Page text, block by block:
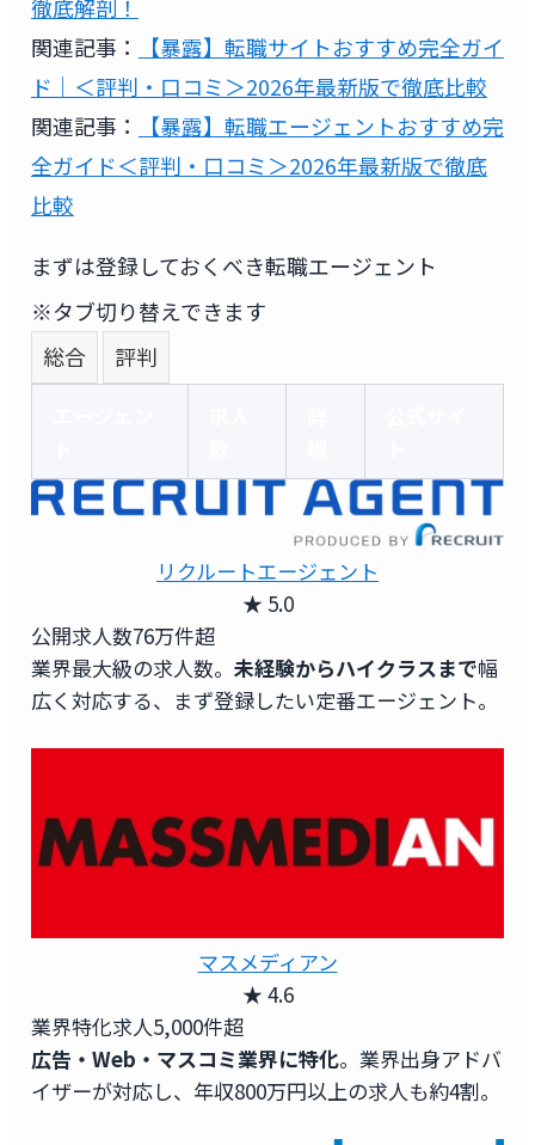
徹底解剖！
関連記事：
【暴露】転職サイトおすすめ完全ガイ
ド｜＜評判・口コミ＞2026年最新版で徹底比較
関連記事：
【暴露】転職エージェントおすすめ完
全ガイド＜評判・口コミ＞2026年最新版で徹底
比較
まずは登録しておくべき転職エージェント
※タブ切り替えできます
総合
評判
リクルートエージェント
★ 5.0
公開求人数76万件超
業界最大級の求人数。 未経験からハイクラスまで幅
広く対応する、まず登録したい定番エージェント。
マスメディアン
★ 4.6
業界特化求人5,000件超
広告・Web・マスコミ業界に特化。業界出身アドバ
イザーが対応し、年収800万円以上の求人も約4割。